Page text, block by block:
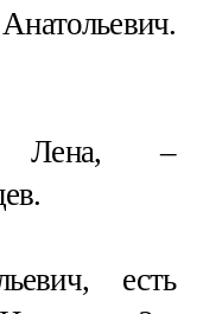
Лена, –
есть